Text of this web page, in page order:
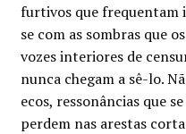
original
era:
€13.00.
é:
furtivos que frequentam
se com as sombras que
vozes interiores de
nunca chegam a sê-lo.
ecos, ressonâncias que
perdem nas arestas